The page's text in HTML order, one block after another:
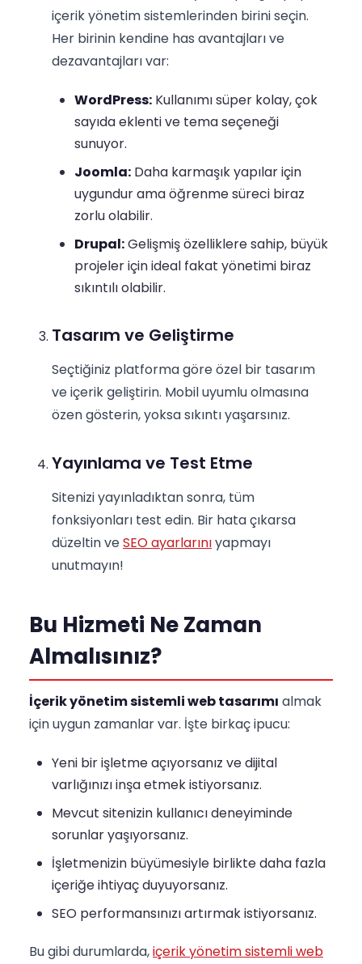
içerik yönetim sistemlerinden birini seçin.
Her birinin kendine has avantajları ve
dezavantajları var:
WordPress: Kullanımı süper kolay, çok
sayıda eklenti ve tema seçeneği
sunuyor.
Joomla: Daha karmaşık yapılar için
uygundur ama öğrenme süreci biraz
zorlu olabilir.
Drupal:Gelişmiş özelliklere sahip, büyük
projeler için ideal fakat yönetimi biraz
sıkıntılı olabilir.
Tasarım ve Geliştirme
Seçtiğiniz platforma göre özel bir tasarım
ve içerik geliştirin. Mobil uyumlu olmasına
özen gösterin, yoksa sıkıntı yaşarsınız.
Yayınlama ve Test Etme
Sitenizi yayınladıktan sonra, tüm
fonksiyonları test edin. Bir hata çıkarsa
düzeltin veSEO ayarlarınıyapmayı
unutmayın!
Bu Hizmeti Ne Zaman
Almalısınız?
İçerik yönetim sistemli web tasarımı almak
için uygun zamanlar var. İşte birkaç ipucu:
Yeni bir işletme açıyorsanız ve dijital
varlığınızı inşa etmek istiyorsanız.
Mevcut sitenizin kullanıcı deneyiminde
sorunlar yaşıyorsanız.
İşletmenizin büyümesiyle birlikte daha fazla
içeriğe ihtiyaç duyuyorsanız.
SEO performansınızı artırmak istiyorsanız.
Bu gibi durumlarda,içerik yönetim sistemli web